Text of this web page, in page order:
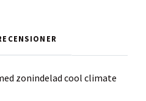
zonindelad cool climate